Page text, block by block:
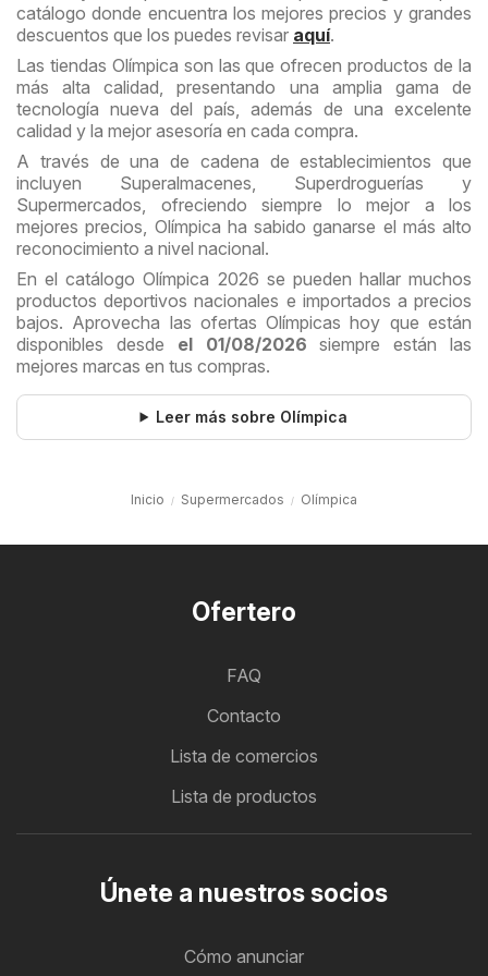
catálogo donde encuentra los mejores precios y grandes
descuentos que los puedes revisar aquí.
Las tiendas Olímpica son las que ofrecen productos de la
más alta calidad, presentando una amplia gama de
tecnología nueva del país, además de una excelente
calidad y la mejor asesoría en cada compra.
A través de una de cadena de establecimientos que
incluyen Superalmacenes, Superdroguerías y
Supermercados, ofreciendo siempre lo mejor a los
mejores precios, Olímpica ha sabido ganarse el más alto
reconocimiento a nivel nacional.
En el catálogo Olímpica 2026 se pueden hallar muchos
productos deportivos nacionales e importados a precios
bajos. Aprovecha las ofertas Olímpicas hoy que están
disponibles desde el 01/08/2026 siempre están las
mejores marcas en tus compras.
Leer más sobre Olímpica
Inicio Supermercados Olímpica
Ofertero
FAQ
Contacto
Lista de comercios
Lista de productos
Únete a nuestros socios
Cómo anunciar